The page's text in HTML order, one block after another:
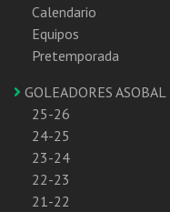
Calendario
Equipos
Pretemporada
GOLEADORES ASOBAL
25-26
24-25
23-24
22-23
21-22